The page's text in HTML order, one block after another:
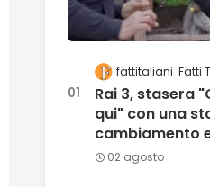
fattitaliani Fatti
Rai 3, stasera
qui" con una
cambiamento
02 agosto